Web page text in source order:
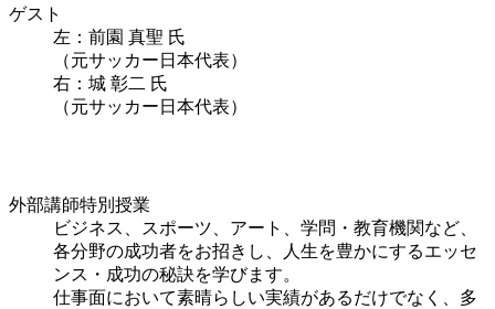
ゲスト
左：前園 真聖 氏
（元サッカー日本代表）
右：城 彰二 氏
（元サッカー日本代表）
外部講師特別授業
ビジネス、スポーツ、アート、学問・教育機関など、
各分野の成功者をお招きし、人生を豊かにするエッセ
ンス・成功の秘訣を学びます。
仕事面において素晴らしい実績があるだけでなく、多